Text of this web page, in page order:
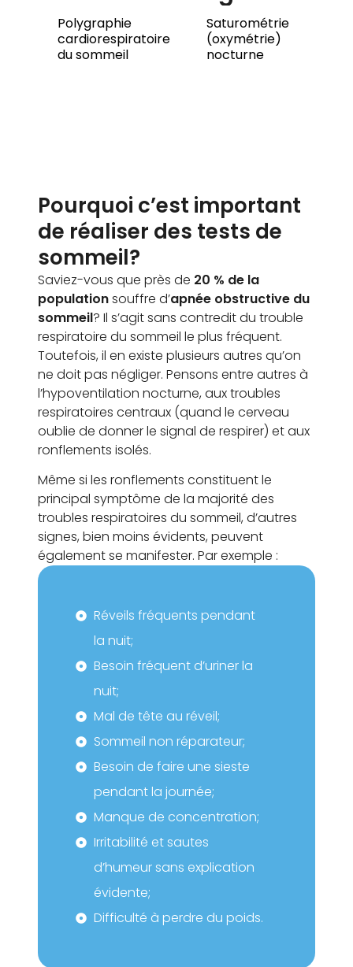
Polygraphie
cardiorespiratoire
du sommeil
Saturométrie
(oxymétrie)
nocturne
Pourquoi c’est important
de réaliser des tests de
sommeil?
Saviez-vous que près de 20 % de la
populationsouffre d’apnée obstructive du
sommeil? Il s’agit sans contredit du trouble
respiratoire du sommeil le plus fréquent.
Toutefois, il en existe plusieurs autres qu’on
ne doit pas négliger. Pensons entre autres à
l’hypoventilation nocturne, aux troubles
respiratoires centraux (quand le cerveau
oublie de donner le signal de respirer) et aux
ronflements isolés.
Même si les ronflements constituent le
principal symptôme de la majorité des
troubles respiratoires du sommeil, d’autres
signes, bien moins évidents, peuvent
également se manifester. Par exemple :
Réveils fréquents pendant
la nuit;
Besoin fréquent d’uriner la
nuit;
Mal de tête au réveil;
Sommeil non réparateur;
Besoin de faire une sieste
pendant la journée;
Manque de concentration;
Irritabilité et sautes
d’humeur sans explication
évidente;
Difficulté à perdre du poids.